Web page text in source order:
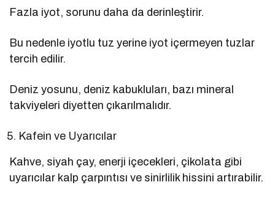
Fazla iyot, sorunu daha da derinleştirir.
Bu nedenle iyotlu tuz yerine iyot içermeyen tuzlar
tercih edilir.
Deniz yosunu, deniz kabukluları, bazı mineral
takviyeleri diyetten çıkarılmalıdır.
Kafein ve Uyarıcılar
Kahve, siyah çay, enerji içecekleri, çikolata gibi
uyarıcılar kalp çarpıntısı ve sinirlilik hissini artırabilir.